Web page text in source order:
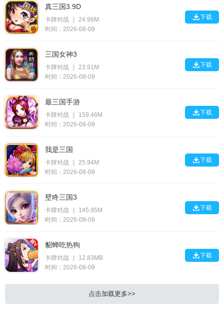
真三国3.9D
卡牌对战
24.96M
时间：2026-08-09
下载
三国女神3
卡牌对战
23.91M
时间：2026-08-09
下载
最三国手游
卡牌对战
159.46M
时间：2026-08-09
下载
我是三国
卡牌对战
25.94M
时间：2026-08-09
下载
壁咚三国3
卡牌对战
145.95M
时间：2026-08-09
下载
貂蝉吃热狗
卡牌对战
12.83MB
时间：2026-08-09
下载
点击加载更多>>